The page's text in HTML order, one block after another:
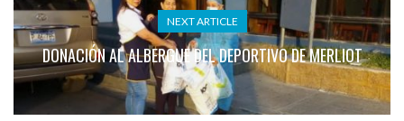
NEXT ARTICLE
DONACIÓN AL ALBERGUE DEL DEPORTIVO DE MERLIOT